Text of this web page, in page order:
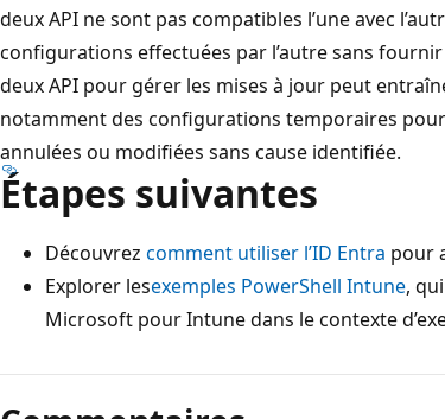
deux API ne sont pas compatibles l’une avec
configurations effectuées par l’autre sans
deux API pour gérer les mises à jour peut
notamment des configurations temporaires
annulées ou modifiées sans cause identifiée.
Étapes suivantes
Découvrez comment utiliser l’ID Entra pour
Explorer lesexemples PowerShell Intune,
Microsoft pour Intune dans le contexte
Mode
lecture